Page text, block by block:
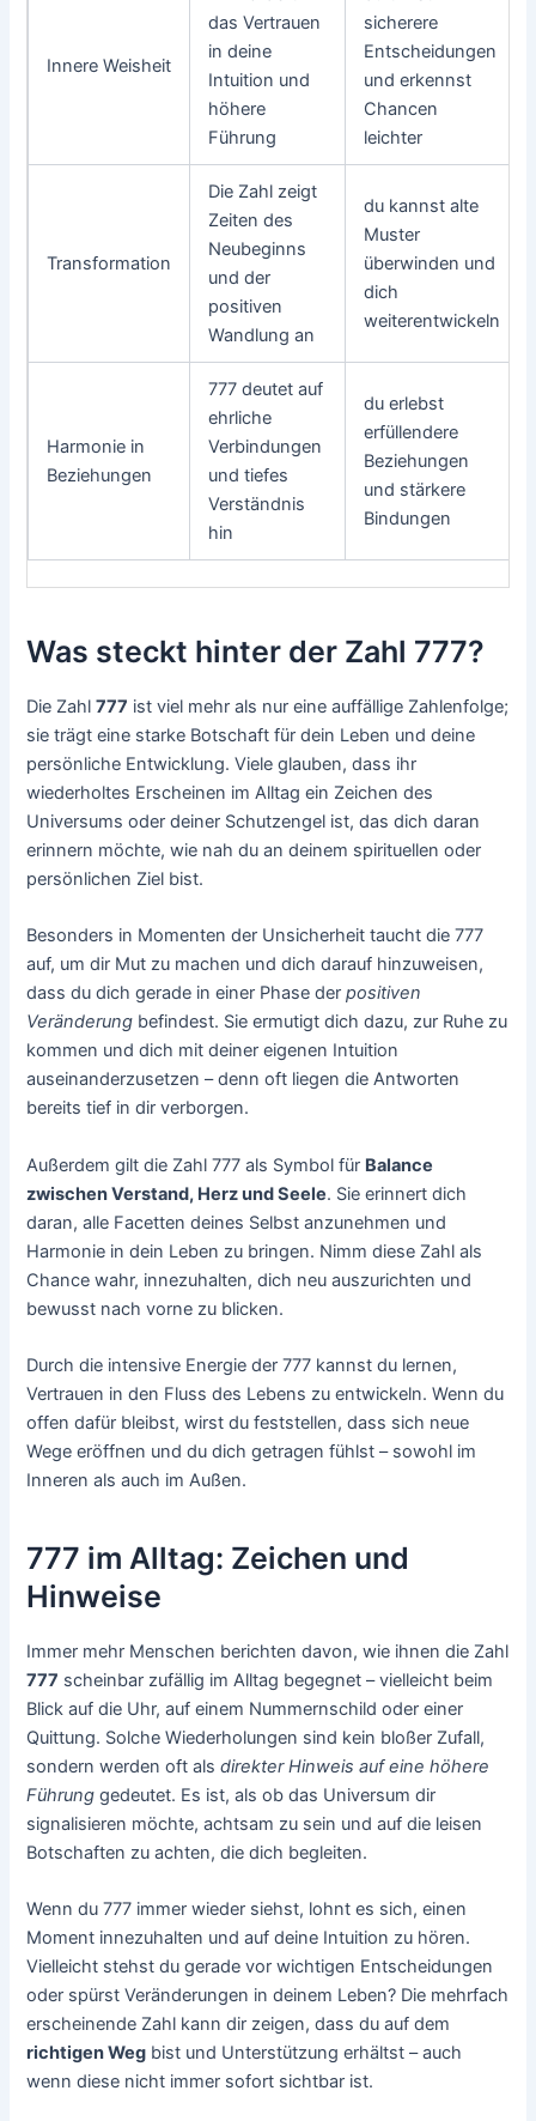
Innere Weisheit
das Vertrauen
in deine
Intuition und
höhere
Führung
sicherere
Entscheidungen
und erkennst
Chancen
leichter
Transformation
Die Zahl zeigt
Zeiten des
Neubeginns
und der
positiven
Wandlung an
du kannst alte
Muster
überwinden und
dich
weiterentwickeln
Harmonie in
Beziehungen
777 deutet auf
ehrliche
Verbindungen
und tiefes
Verständnis
hin
du erlebst
erfüllendere
Beziehungen
und stärkere
Bindungen
Was steckt hinter der Zahl 777?
Die Zahl777 ist viel mehr als nur eine auffällige Zahlenfolge;
sie trägt eine starke Botschaft für dein Leben und deine
persönliche Entwicklung. Viele glauben, dass ihr
wiederholtes Erscheinen im Alltag ein Zeichen des
Universums oder deiner Schutzengel ist, das dich daran
erinnern möchte, wie nah du an deinem spirituellen oder
persönlichen Ziel bist.
Besonders in Momenten der Unsicherheit taucht die 777
auf, um dir Mut zu machen und dich darauf hinzuweisen,
dass du dich gerade in einer Phase derpositiven
Veränderung befindest. Sie ermutigt dich dazu, zur Ruhe zu
kommen und dich mit deiner eigenen Intuition
auseinanderzusetzen – denn oft liegen die Antworten
bereits tief in dir verborgen.
Außerdem gilt die Zahl 777 als Symbol für Balance
zwischen Verstand, Herz und Seele. Sie erinnert dich
daran, alle Facetten deines Selbst anzunehmen und
Harmonie in dein Leben zu bringen. Nimm diese Zahl als
Chance wahr, innezuhalten, dich neu auszurichten und
bewusst nach vorne zu blicken.
Durch die intensive Energie der 777 kannst du lernen,
Vertrauen in den Fluss des Lebens zu entwickeln. Wenn du
offen dafür bleibst, wirst du feststellen, dass sich neue
Wege eröffnen und du dich getragen fühlst – sowohl im
Inneren als auch im Außen.
777 im Alltag: Zeichen und
Hinweise
Immer mehr Menschen berichten davon, wie ihnen die Zahl
777 scheinbar zufällig im Alltag begegnet – vielleicht beim
Blick auf die Uhr, auf einem Nummernschild oder einer
Quittung. Solche Wiederholungen sind kein bloßer Zufall,
sondern werden oft alsdirekter Hinweis auf eine höhere
Führung gedeutet. Es ist, als ob das Universum dir
signalisieren möchte, achtsam zu sein und auf die leisen
Botschaften zu achten, die dich begleiten.
Wenn du 777 immer wieder siehst, lohnt es sich, einen
Moment innezuhalten und auf deine Intuition zu hören.
Vielleicht stehst du gerade vor wichtigen Entscheidungen
oder spürst Veränderungen in deinem Leben? Die mehrfach
erscheinende Zahl kann dir zeigen, dass du auf dem
richtigen Weg bist und Unterstützung erhältst – auch
wenn diese nicht immer sofort sichtbar ist.